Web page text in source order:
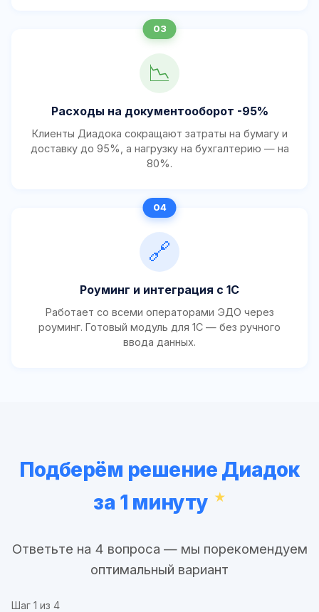
📉
Расходы на документооборот -95%
Клиенты Диадока сокращают затраты на бумагу и
доставку до 95%, а нагрузку на бухгалтерию — на
80%.
🔗
Роуминг и интеграция с 1С
Работает со всеми операторами ЭДО через
роуминг. Готовый модуль для 1С — без ручного
ввода данных.
Подберём решение Диадок
за 1 минуту
Ответьте на 4 вопроса — мы порекомендуем
оптимальный вариант
Шаг 1 из 4